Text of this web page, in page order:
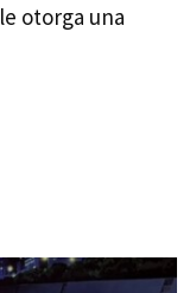
otorga una